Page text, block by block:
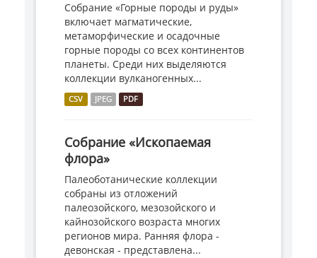
Собрание «Горные породы и руды»
включает магматические,
метаморфические и осадочные
горные породы со всех континентов
планеты. Среди них выделяются
коллекции вулканогенных...
CSV JPEG PDF
Собрание «Ископаемая
флора»
Палеоботанические коллекции
собраны из отложений
палеозойского, мезозойского и
кайнозойского возраста многих
регионов мира. Ранняя флора -
девонская - представлена...